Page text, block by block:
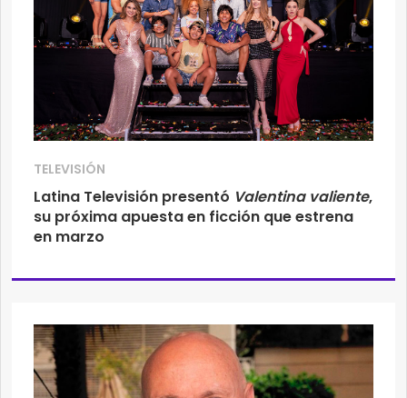
TELEVISIÓN
Latina Televisión presentó Valentina valiente,
su próxima apuesta en ficción que estrena
en marzo